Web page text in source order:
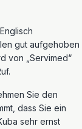
gut aufgehoben
von „Servimed“
Sie den
dass Sie ein
sehr ernst